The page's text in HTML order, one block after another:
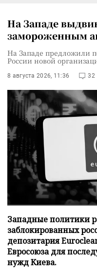
На Западе
замороженным
На Западе предложили
России новой
8 августа 2026, 11:36 32
Западные политики
заблокированных
депозитария
Евросоюза для
нужд Киева.